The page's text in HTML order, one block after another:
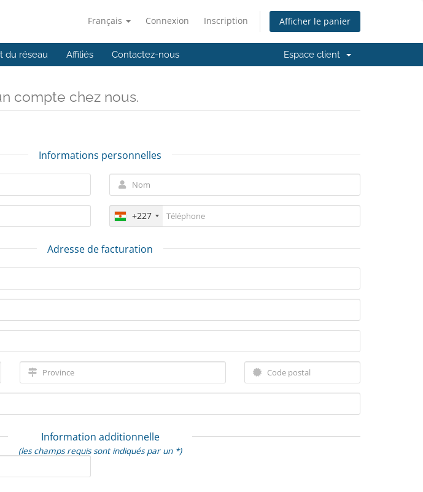
Français Connexion Inscription Afficher le panier
du réseau Affiliés Contactez-nous Espace client
compte chez nous.
Informations personnelles
+227
Adresse de facturation
Information additionnelle
(les champs requis sont indiqués par un *)